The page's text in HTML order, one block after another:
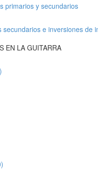
primarios y secundarios
secundarios e inversiones de
EN LA GUITARRA